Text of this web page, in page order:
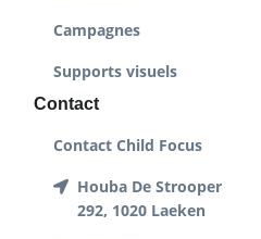
Campagnes
Supports visuels
Contact
Contact Child Focus
Houba De Strooper
292, 1020 Laeken